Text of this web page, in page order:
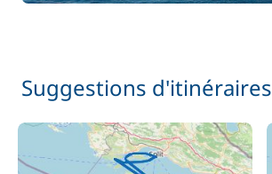
Suggestions d'itinéraires